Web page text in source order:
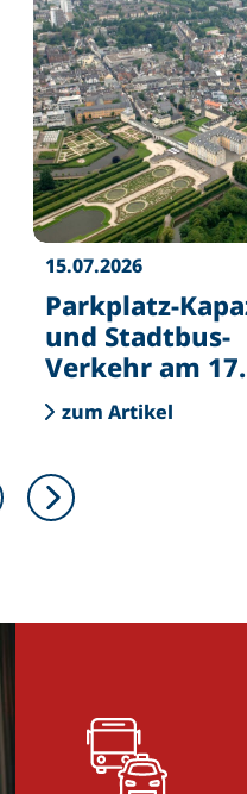
15.07.2026
Parkplatz-
und Stadtbus-
Verkehr am
zum Artikel